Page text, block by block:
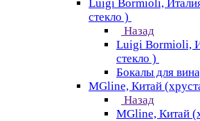
Luigi Bormioli,
стекло )
Назад
Luigi Bormioli,
стекло )
Бокалы для
MGline, Китай
Назад
MGline, Китай